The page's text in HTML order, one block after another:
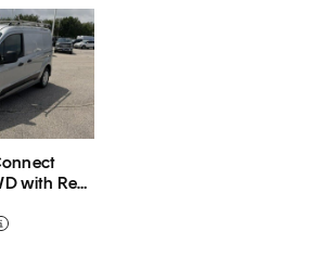
with Rear